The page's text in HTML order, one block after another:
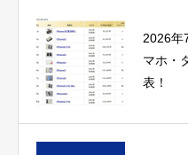
2026年
マホ・
表！